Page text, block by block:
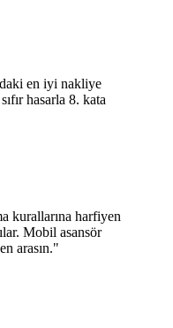
en iyi nakliye
hasarla 8. kata
kurallarına harfiyen
Mobil asansör
arasın."